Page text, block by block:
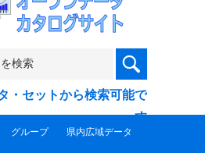
・セットから検索可能で
す
グループ 県内広域データ